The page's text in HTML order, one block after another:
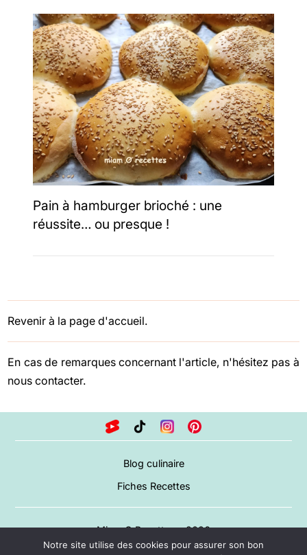
Pain à hamburger brioché : une
réussite… ou presque !
Revenir à la page d'accueil.
En cas de remarques concernant l'article, n'hésitez pas à
nous contacter.
Blog culinaire
Fiches Recettes
Miam O Recettes – 2026
A propos
Notre site utilise des cookies pour assurer son bon